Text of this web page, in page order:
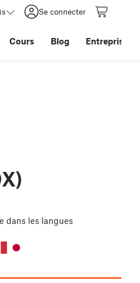
Se connecter
Cours Blog Entreprise
dans les langues